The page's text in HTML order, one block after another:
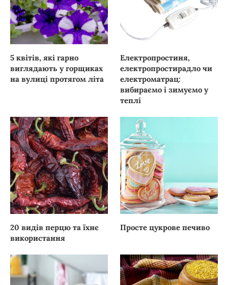
5 квітів, які гарно
виглядають у горщиках
на вулиці протягом літа
Електропростиня,
електропростирадло чи
електроматрац:
вибираємо і зимуємо у
теплі
20 видів перцю та їхнє
використання
Просте цукрове печиво